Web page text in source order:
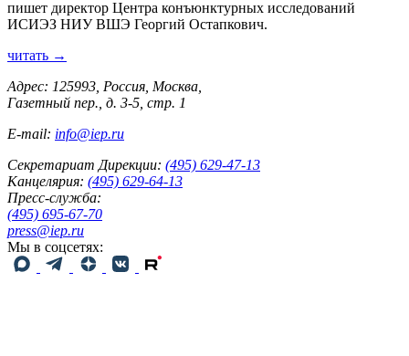
пишет директор Центра конъюнктурных исследований
ИСИЭЗ НИУ ВШЭ Георгий Остапкович.
читать →
Адрес: 125993, Россия, Москва,
Газетный пер., д. 3-5, стр. 1
E-mail: info@iep.ru
Секретариат Дирекции: (495) 629-47-13
Канцелярия: (495) 629-64-13
Пресс-служба:
(495) 695-67-70
press@iep.ru
Мы в соцсетях: